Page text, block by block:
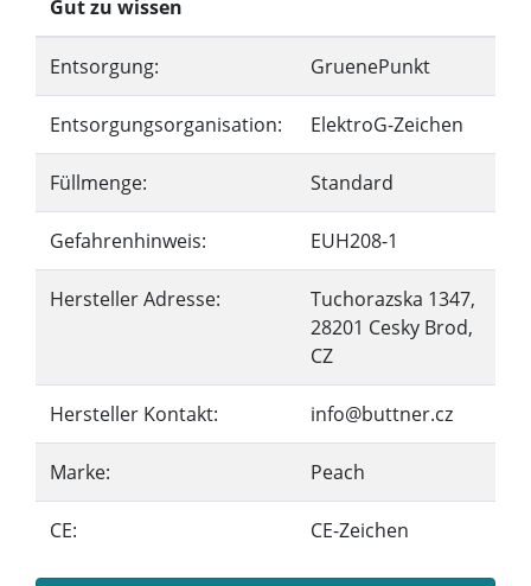
Gut zu wissen
Entsorgung: GruenePunkt
Entsorgungsorganisation: ElektroG-Zeichen
Füllmenge: Standard
Gefahrenhinweis: EUH208-1
Hersteller Adresse:
Tuchorazska 1347,
28201 Cesky Brod,
CZ
Hersteller Kontakt: info@buttner.cz
Marke: Peach
CE: CE-Zeichen